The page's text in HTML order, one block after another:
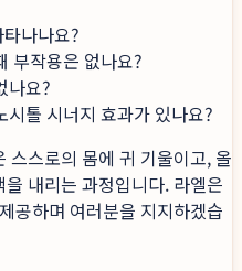
나나요?
부작용은 없나요?
나요?
톨 시너지 효과가 있나요?
스스로의 몸에 귀 기울이고, 올
내리는 과정입니다. 라엘은
공하며 여러분을 지지하겠습